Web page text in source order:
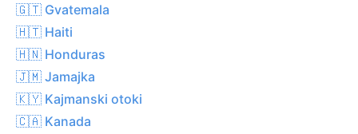
🇬🇹 Gvatemala
🇭🇹 Haiti
🇭🇳 Honduras
🇯🇲 Jamajka
🇰🇾 Kajmanski otoki
🇨🇦 Kanada